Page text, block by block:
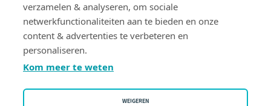
VIND EEN NOTARIS
Gebruiksvoorwaarden
verzamelen & analyseren, om sociale
netwerkfunctionaliteiten aan te bieden en onze
content & advertenties te verbeteren en
personaliseren.
Kom meer te weten
WEIGEREN